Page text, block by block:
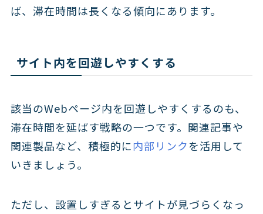
ば、滞在時間は長くなる傾向にあります。
サイト内を回遊しやすくする
該当のWebページ内を回遊しやすくするのも、
滞在時間を延ばす戦略の一つです。関連記事や
関連製品など、積極的に内部リンクを活用して
いきましょう。
ただし、設置しすぎるとサイトが見づらくなっ